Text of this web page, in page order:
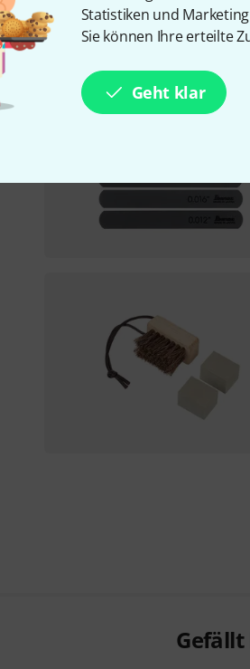
Statistiken und
Sie können Ihre erteilte
Geht klar
Gefällt